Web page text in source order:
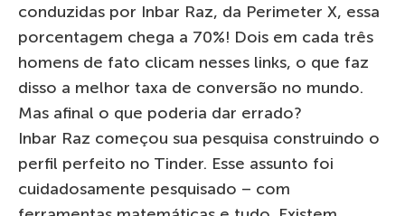
conduzidas por Inbar Raz, da Perimeter X, essa
porcentagem chega a 70%! Dois em cada três
homens de fato clicam nesses links, o que faz
disso a melhor taxa de conversão no mundo.
Mas afinal o que poderia dar errado?
Inbar Raz começou sua pesquisa construindo o
perfil perfeito no Tinder. Esse assunto foi
cuidadosamente pesquisado – com